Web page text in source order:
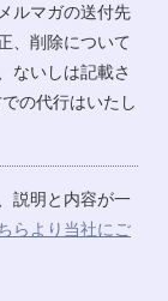
ルマガの送付先
、削除について
ないしは記載さ
の代行はいたし
説明と内容が一
らより当社にご